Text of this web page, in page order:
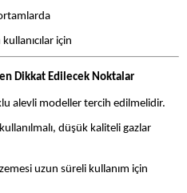
için
Dikkat Edilecek Noktalar
alevli modeller tercih edilmelidir.
düşük kaliteli gazlar
uzun süreli kullanım için